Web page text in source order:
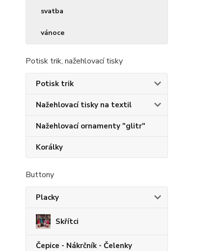
svatba
vánoce
Potisk trik, nažehlovací tisky
Potisk trik
Nažehlovací tisky na textil
Nažehlovací ornamenty "glitr"
Korálky
Buttony
Placky
Skřítci
Čepice - Nákrčník - Čelenky